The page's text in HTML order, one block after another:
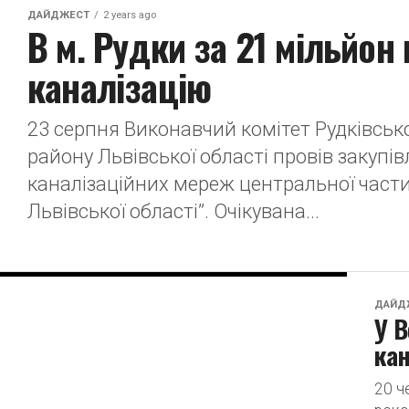
ДАЙДЖЕСТ 2 years ago
В м. Рудки за 21 мільйон
каналізацію
23 серпня Виконавчий комітет
району Львівської області провів
каналізаційних мереж центральної
Львівської області”. Очікувана...
У
20